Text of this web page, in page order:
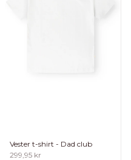
Vester t-shirt - Dad club
Salgspris
299,95 kr